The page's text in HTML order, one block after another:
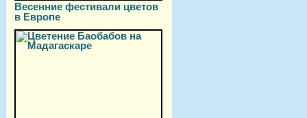
Весенние фестивали цветов
в Европе